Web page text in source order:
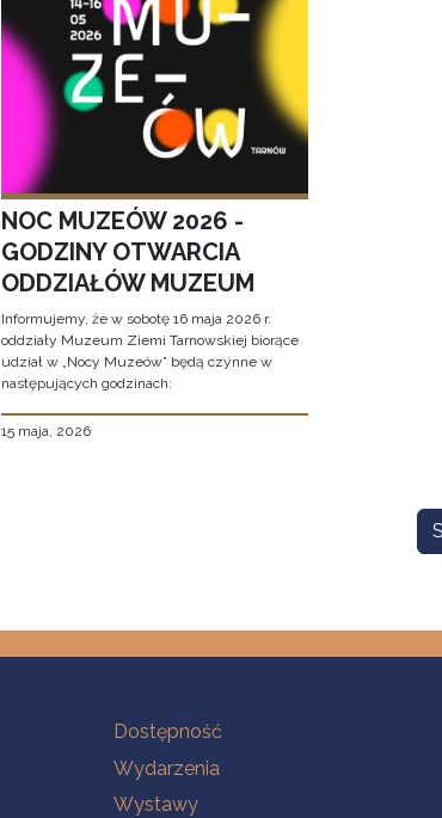
NOC MUZEÓW 2026 -
GODZINY OTWARCIA
ODDZIAŁÓW MUZEUM
Informujemy, że w sobotę 16 maja 2026 r.
oddziały Muzeum Ziemi Tarnowskiej biorące
udział w „Nocy Muzeów” będą czynne w
następujących godzinach:
15 maja, 2026
Na skróty
Dostępność
Wydarzenia
Wystawy